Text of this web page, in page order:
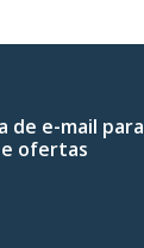
de e-mail para
ofertas